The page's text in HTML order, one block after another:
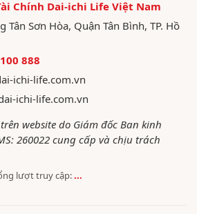
Chính Dai-ichi Life Việt Nam
Tân Sơn Hòa, Quận Tân Bình, TP. Hồ
888
ichi-life.com.vn
ichi-life.com.vn
website do Giám đốc Ban kinh
260022 cung cấp và chịu trách
lượt truy cập:...